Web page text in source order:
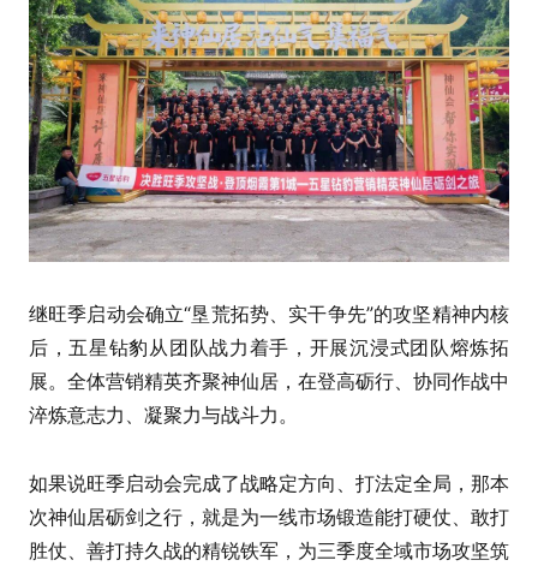
继旺季启动会确立“垦荒拓势、实干争先”的攻坚精神内核
后，五星钻豹从团队战力着手，开展沉浸式团队熔炼拓
展。全体营销精英齐聚神仙居，在登高砺行、协同作战中
淬炼意志力、凝聚力与战斗力。
如果说旺季启动会完成了战略定方向、打法定全局，那本
次神仙居砺剑之行，就是为一线市场锻造能打硬仗、敢打
胜仗、善打持久战的精锐铁军，为三季度全域市场攻坚筑